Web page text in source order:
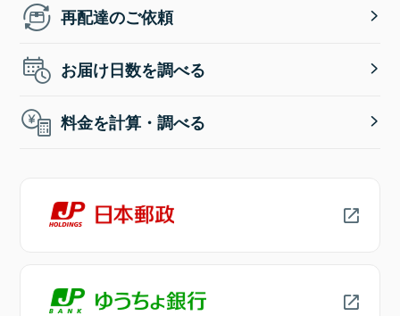
再配達のご依頼
お届け日数を調べる
料金を計算・調べる